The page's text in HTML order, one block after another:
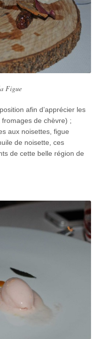
Figue
afin d’apprécier les
de chèvre) ;
aux noisettes, figue
de noisette, ces
de cette belle région de